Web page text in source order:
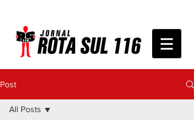
Post
All Posts